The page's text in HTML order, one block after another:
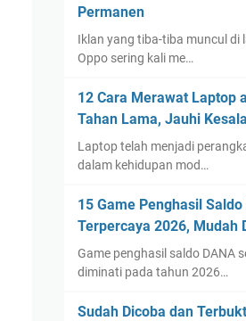
Permanen
Iklan yang tiba-tiba muncul di
Oppo sering kali me…
12 Cara Merawat Laptop
Tahan Lama, Jauhi
Laptop telah menjadi
dalam kehidupan mod…
15 Game Penghasil Saldo
Terpercaya 2026, Mudah
Game penghasil saldo DANA
diminati pada tahun 2026…
Sudah Dicoba dan